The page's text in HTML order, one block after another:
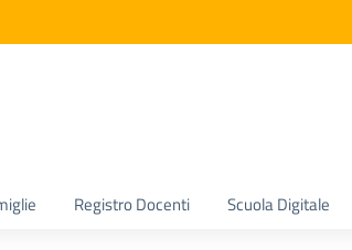
Registro Docenti Scuola Digitale